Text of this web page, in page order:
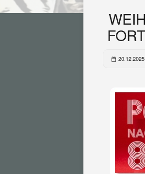
20.12.2025